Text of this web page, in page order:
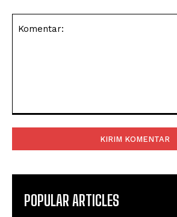
POPULAR ARTICLES